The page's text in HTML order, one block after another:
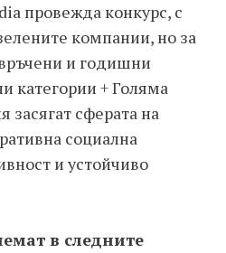
провежда конкурс, с
компании, но за
и годишни
категории + Голяма
засягат сферата на
социална
и устойчиво
в следните